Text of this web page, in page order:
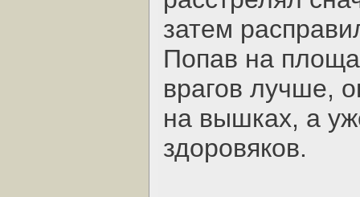
затем
Попав на
врагов лучше,
на вышках, а
здоровяков.